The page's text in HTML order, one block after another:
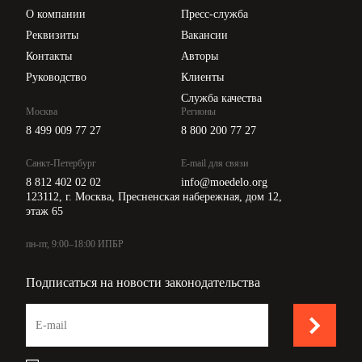
О компании
Реквизиты
Контакты
Руководство
Пресс-служба
Вакансии
Авторы
Клиенты
Служба качества
Москва
8 499 009 77 27
Санкт-Петербург
8 812 402 02 02
Регионы
8 800 200 77 27
E-mail для связи
info@moedelo.org
123112, г. Москва, Пресненская набережная, дом 12,
этаж 65
пн-пт, 9:00–18:00 ИПБР
Подписаться на новости законодательства